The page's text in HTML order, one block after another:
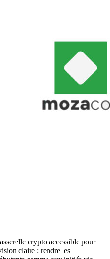
crypto accessible pour
claire : rendre les